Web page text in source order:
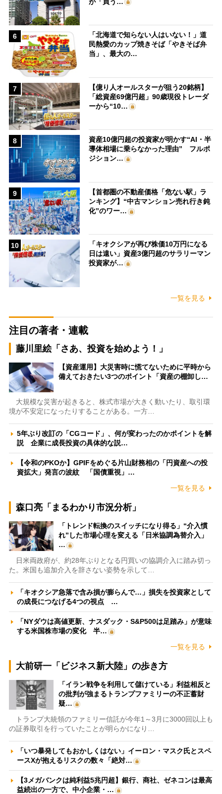
6
「北海道で知らない人はいない！」道
民熱愛のカップ焼きそば「やきそば弁
当」、最大の…
7
【億り人オールスターが狙う20銘柄】
「総資産69億円超」90歳現役トレーダ
ーから“10…
8
資産10億円超の投資家が明かす“AI・半
導体相場に乗らなかった理由” フルポ
ジション…
9
【首都圏の不動産価格「危ない駅」ラ
ンキング】“中古マンション売れ行き鈍
化”のワー…
10
「キオクシアが再び株価10万円になる
日は遠い」資産3億円超のサラリーマン
投資家が…
一覧を見る
注目の著者・連載
藤川里絵「さあ、投資を始めよう！」
【資産運用】大災害時に慌てないために平時から
備えておきたい3つのポイント「資産の棚卸し…
大規模な災害が起きると、株式市場が大きく動いたり、取引環
境が不安定になったりすることがある。一方…
5年ぶり改訂の「CGコード」、何が変わったのかポイントを解
説 企業に成長投資の具体的な説…
【令和のPKOか】GPIFをめぐる片山財務相の「円資産への投
資拡大」発言の波紋 「国債重視」…
一覧を見る
森口亮「まるわかり市況分析」
「トレンド転換のスイッチになり得る」“介入慣
れ”した市場心理を変える「日米協調為替介入」
…
日米両政府が、約28年ぶりとなる円買いの協調介入に踏み切っ
た。米国も追加介入を辞さない姿勢を示して…
「キオクシア急落で含み損が膨らんで…」損失を投資家として
の成長につなげる4つの視点 …
「NYダウは高値更新、ナスダック・S&P500は足踏み」が意味
する米国株市場の変化 半…
一覧を見る
大前研一「ビジネス新大陸」の歩き方
「イラン戦争を利用して儲けている」利益相反と
の批判が強まるトランプファミリーの不正蓄財
疑…
トランプ大統領のファミリー信託が今年1～3月に3000回以上も
の証券取引を行っていたことが明らかになり…
「いつ暴発してもおかしくはない」イーロン・マスク氏とスペ
ースXが抱えるリスクの数々「絶対…
【3メガバンクは純利益5兆円超】銀行、商社、ゼネコンは最高
益続出の一方で、中小企業・…